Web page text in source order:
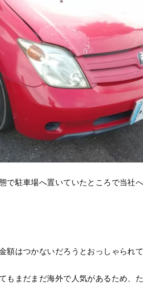
で駐車場へ置いていたところで当社
額はつかないだろうとおっしゃられ
もまだまだ海外で人気があるため、